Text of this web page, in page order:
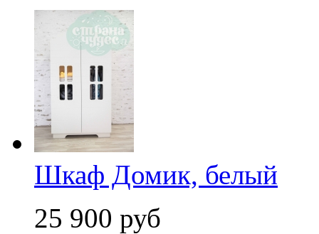
Шкаф Домик, белый
25 900 руб